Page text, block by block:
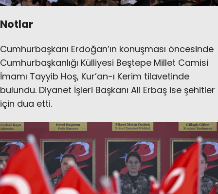
Notlar
Cumhurbaşkanı Erdoğan’ın konuşması öncesinde
Cumhurbaşkanlığı Külliyesi Beştepe Millet Camisi
İmamı Tayyib Hoş, Kur’an-ı Kerim tilavetinde
bulundu. Diyanet İşleri Başkanı Ali Erbaş ise şehitler
için dua etti.